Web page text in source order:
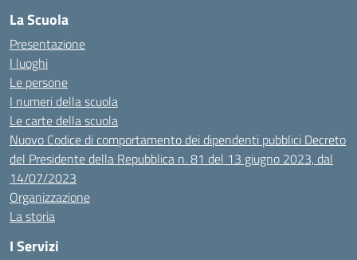
La Scuola
Presentazione
I luoghi
Le persone
I numeri della scuola
Le carte della scuola
Nuovo Codice di comportamento dei dipendenti pubblici Decreto
del Presidente della Repubblica n. 81 del 13 giugno 2023, dal
14/07/2023
Organizzazione
La storia
I Servizi